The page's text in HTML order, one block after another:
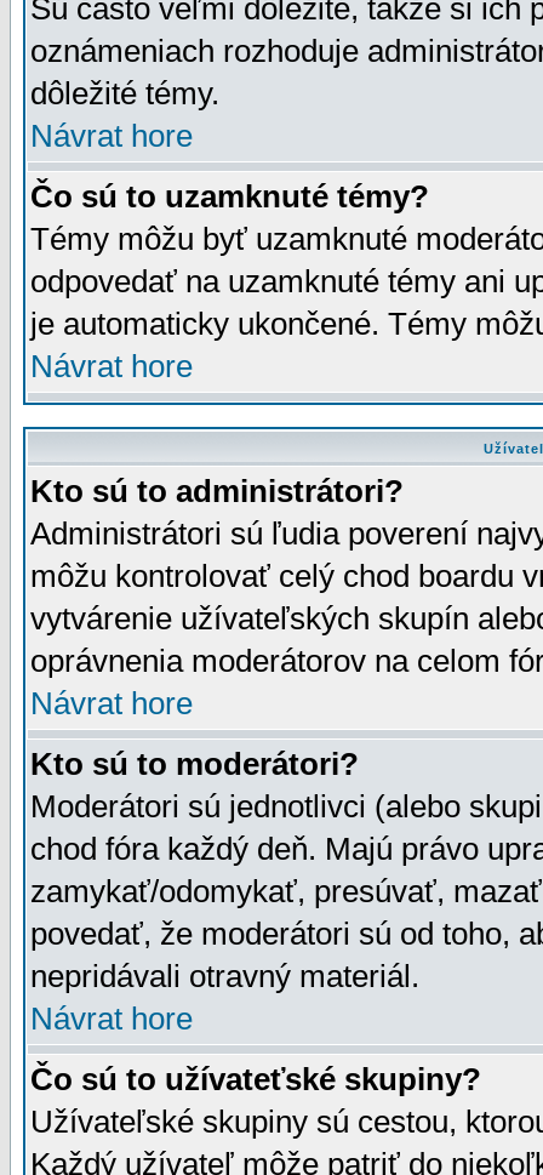
Sú často veľmi dôležité, takže si ich
oznámeniach rozhoduje
dôležité témy.
Návrat hore
Čo sú to uzamknuté témy?
Témy môžu byť uzamknuté
odpovedať na uzamknuté témy ani
je automaticky ukončené. Témy
Návrat hore
Kto sú to administrátori?
Administrátori sú ľudia poverení
môžu kontrolovať celý chod boardu
vytvárenie užívateľských skupín
oprávnenia moderátorov na celom
Návrat hore
Kto sú to moderátori?
Moderátori sú jednotlivci (alebo
chod fóra každý deň. Majú právo
zamykať/odomykať, presúvať,
povedať, že moderátori sú od toho,
nepridávali otravný materiál.
Návrat hore
Čo sú to užívateťské skupiny?
Užívateľské skupiny sú cestou,
Každý užívateľ môže patriť do